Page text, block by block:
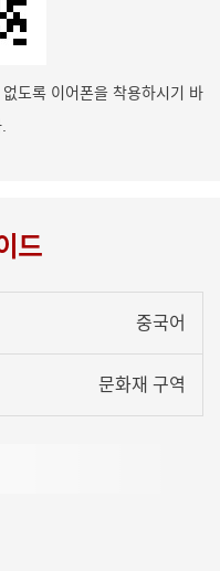
도록 이어폰을 착용하시기 바
드
중국어
문화재 구역